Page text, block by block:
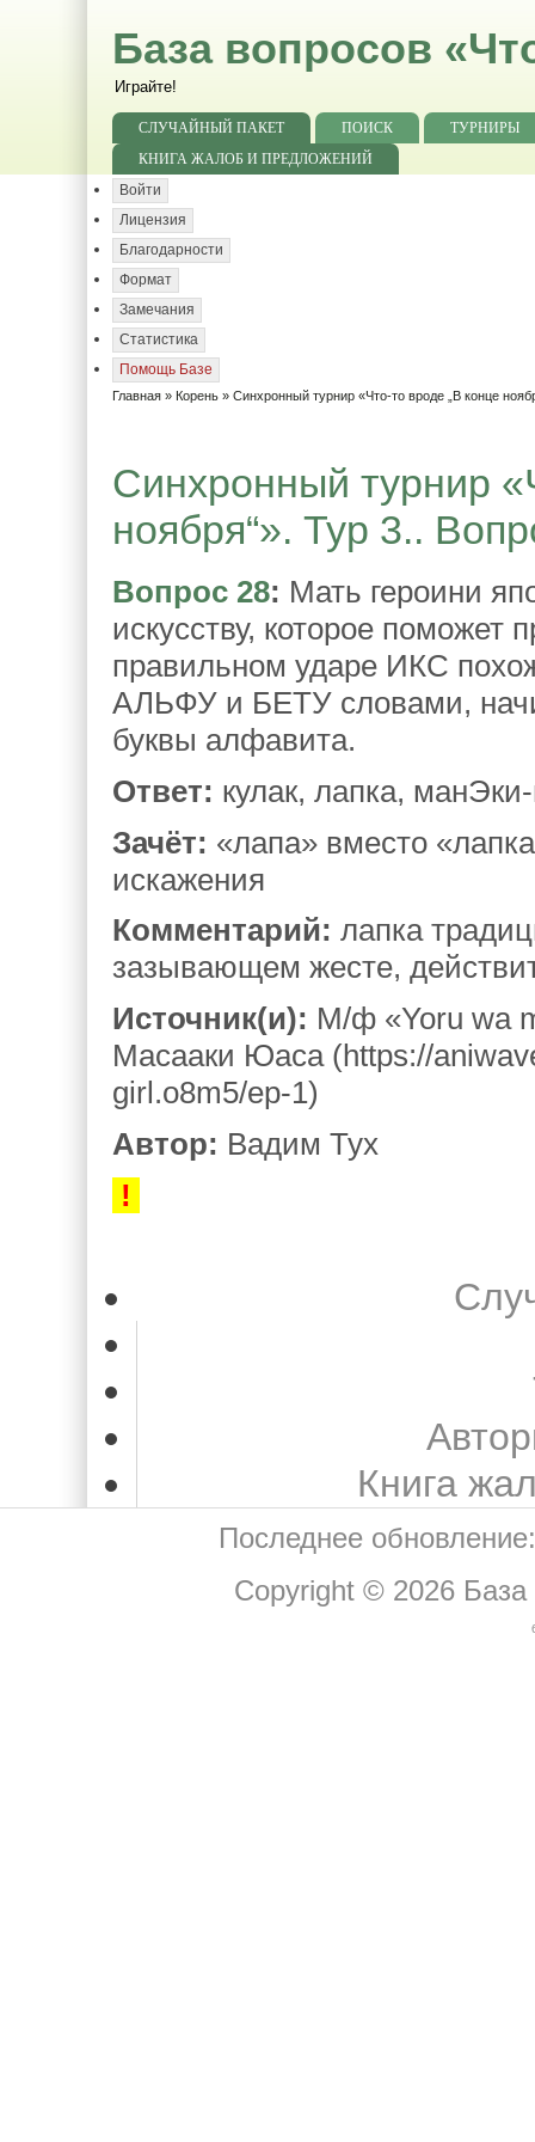
База вопросов
Играйте!
СЛУЧАЙНЫЙ ПАКЕТ ПОИСК
ТУРНИРЫ
КНИГА ЖАЛОБ И ПРЕДЛОЖЕНИЙ
Войти
Лицензия
Благодарности
Формат
Замечания
Статистика
Помощь Базе
Главная » Корень » Синхронный турнир «Что-то вроде „В конце
Синхронный турнир
ноября“». Тур 3..
Вопрос 28: Мать героини
искусству, которое поможет
правильном ударе ИКС
АЛЬФУ и БЕТУ словами,
буквы алфавита.
Ответ: кулак, лапка,
Зачёт: «лапа» вместо
искажения
Комментарий: лапка
зазывающем жесте,
Источник(и): М/ф «Yoru wa
Масааки Юаса (https://
girl.o8m5/ep-1)
Автор: Вадим Тух
!
Книга
Последнее
Copyright © 2026 База